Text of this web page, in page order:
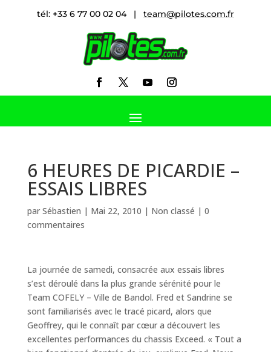
tél: +33 6 77 00 02 04 | team@pilotes.com.fr
6 HEURES DE PICARDIE –
ESSAIS LIBRES
par Sébastien | Mai 22, 2010 | Non classé | 0
commentaires
La journée de samedi, consacrée aux essais libres
s’est déroulé dans la plus grande sérénité pour le
Team COFELY – Ville de Bandol. Fred et Sandrine se
sont familiarisés avec le tracé picard, alors que
Geoffrey, qui le connaît par cœur a découvert les
excellentes performances du chassis Exceed. « Tout a